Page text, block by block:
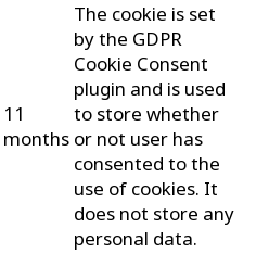
11
months
The cookie is set
by the GDPR
Cookie Consent
plugin and is used
to store whether
or not user has
consented to the
use of cookies. It
does not store any
personal data.